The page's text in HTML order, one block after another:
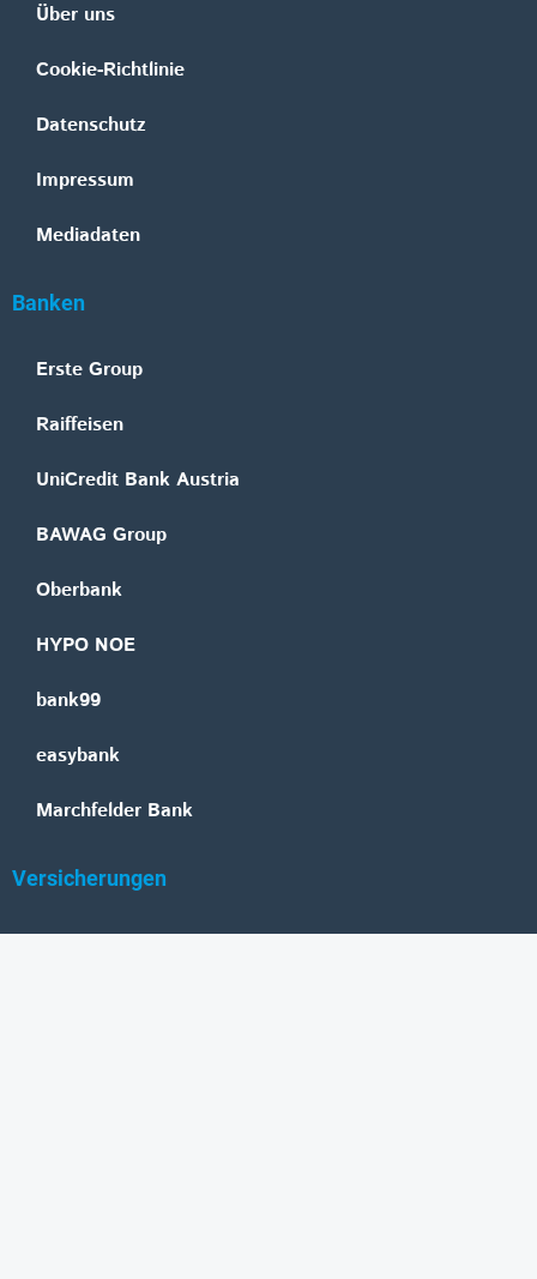
Über uns
Cookie-Richtlinie
Datenschutz
Impressum
Mediadaten
Banken
Erste Group
Raiffeisen
UniCredit Bank Austria
BAWAG Group
Oberbank
HYPO NOE
bank99
easybank
Marchfelder Bank
Versicherungen